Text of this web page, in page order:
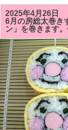
市
「ふ
る
さ
と
納
税」
に
「株
式
会
社
サ
ン
パ
ー
ク・
市
原
2025年4月26日
6月の房総太巻き
ン」を巻きます